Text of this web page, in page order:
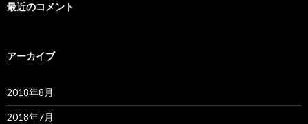
最近のコメント
アーカイブ
2018年8月
2018年7月